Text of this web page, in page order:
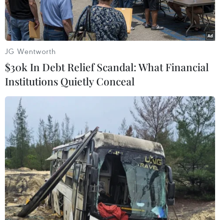
hạ du.
Bộ Công Thương họp báo ngày 16/10. (Ảnh: Đức
Duy/Vietnam+)
Tại phiên họp báo do Bộ Công Thương tổ chức
JG Wentworth
$30k In Debt Relief Scandal: What Financial
Institutions Quietly Conceal